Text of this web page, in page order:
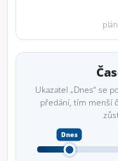
Ukazatel „Dnes“ se
předání, tím menší